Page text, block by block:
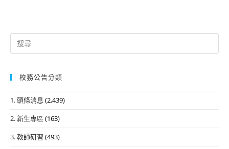
Search
for:
校務公告分類
1. 頭條消息 (2,439)
2. 新生專區 (163)
3. 教師研習 (493)